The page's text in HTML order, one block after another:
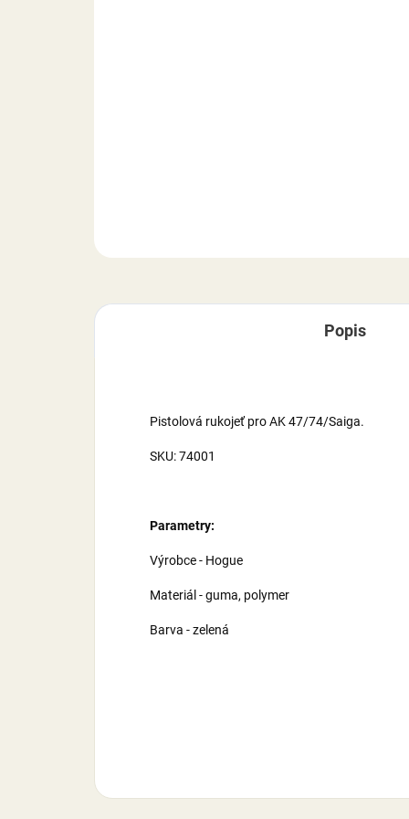
Popis
Pistolová rukojeť pro AK 47/74/Saiga.
SKU: 74001
Parametry:
Výrobce - Hogue
Materiál - guma, polymer
Barva - zelená